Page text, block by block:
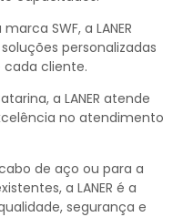
SWF, a LANER
personalizadas
cada cliente.
a LANER atende
no atendimento
de aço ou para a
a LANER é a
segurança e